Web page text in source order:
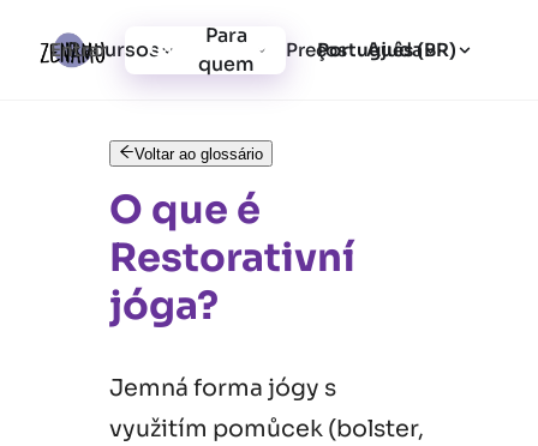
Recursos
Para
quem
Preços Ajuda
Entrar Cadastrar-se Português (BR)
Voltar ao glossário
O que é
Restorativní
jóga?
Jemná forma jógy s
využitím pomůcek (bolster,